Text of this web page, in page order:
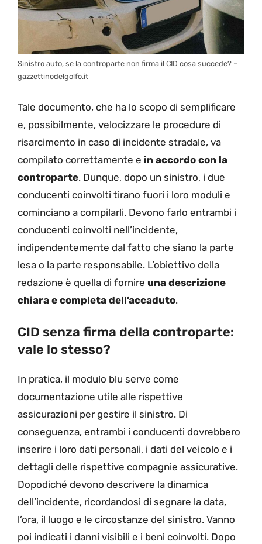
Sinistro auto, se la controparte non firma il CID cosa succede? –
gazzettinodelgolfo.it
Tale documento, che ha lo scopo di semplificare
e, possibilmente, velocizzare le procedure di
risarcimento in caso di incidente stradale, va
compilato correttamente e in accordo con la
controparte. Dunque, dopo un sinistro, i due
conducenti coinvolti tirano fuori i loro moduli e
cominciano a compilarli. Devono farlo entrambi i
conducenti coinvolti nell’incidente,
indipendentemente dal fatto che siano la parte
lesa o la parte responsabile. L’obiettivo della
redazione è quella di fornire una descrizione
chiara e completa dell’accaduto.
CID senza firma della controparte:
vale lo stesso?
In pratica, il modulo blu serve come
documentazione utile alle rispettive
assicurazioni per gestire il sinistro. Di
conseguenza, entrambi i conducenti dovrebbero
inserire i loro dati personali, i dati del veicolo e i
dettagli delle rispettive compagnie assicurative.
Dopodiché devono descrivere la dinamica
dell’incidente, ricordandosi di segnare la data,
l’ora, il luogo e le circostanze del sinistro. Vanno
poi indicati i danni visibili e i beni coinvolti. Dopo